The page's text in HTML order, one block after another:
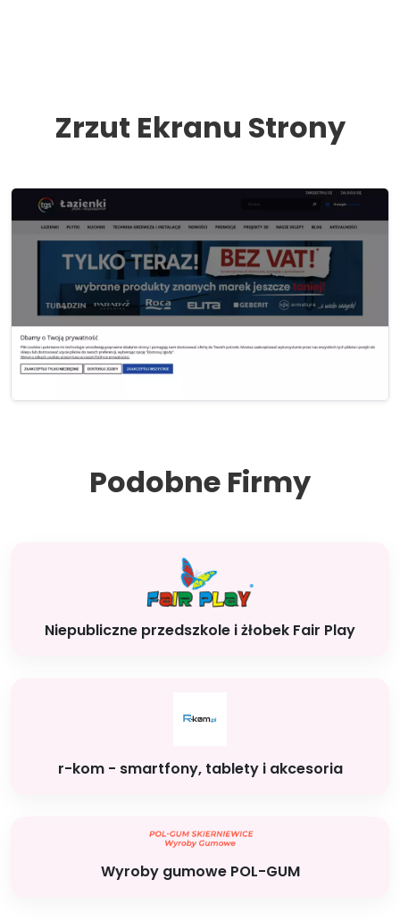
Zrzut Ekranu Strony
Podobne Firmy
Niepubliczne przedszkole i żłobek Fair Play
r-kom - smartfony, tablety i akcesoria
Wyroby gumowe POL-GUM